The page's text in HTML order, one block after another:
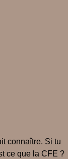
connaître. Si tu
ce que la CFE ?